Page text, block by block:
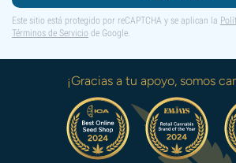
Este sitio está protegido por reCAPTCHA y se aplican la
Términos de Servicio de Google.
¡Gracias a tu apoyo, somos